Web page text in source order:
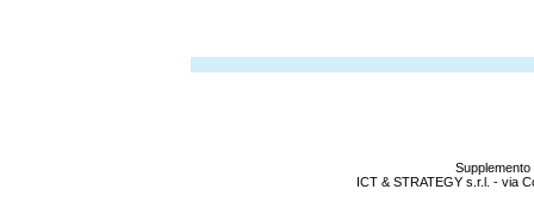
ICT & STRATEGY s.r.l. - via